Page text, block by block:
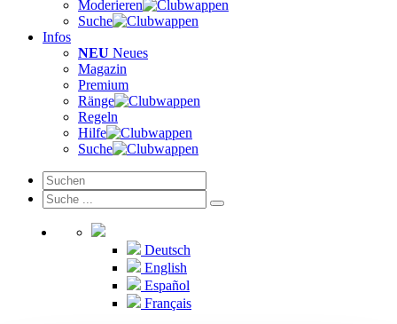
Moderieren
Suche
Infos
NEU Neues
Magazin
Premium
Ränge
Regeln
Hilfe
Suche
Deutsch
English
Español
Français